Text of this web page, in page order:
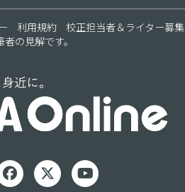
利用規約 校正担当者＆ライター募集
の見解です。